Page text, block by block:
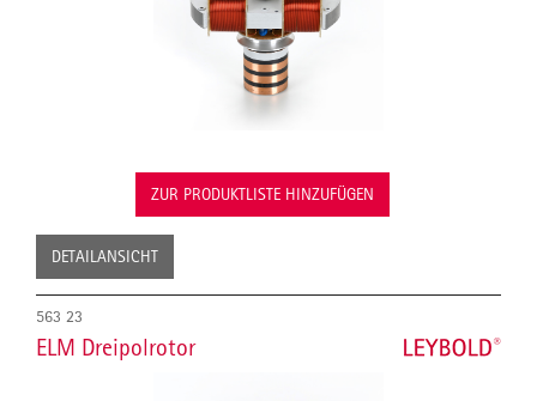
ZUR PRODUKTLISTE HINZUFÜGEN
DETAILANSICHT
563 23
ELM Dreipolrotor